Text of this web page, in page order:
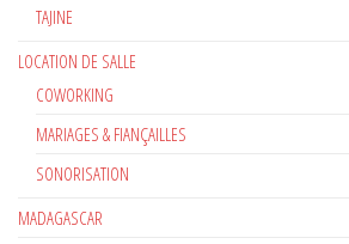
TAJINE
LOCATION DE SALLE
COWORKING
MARIAGES & FIANÇAILLES
SONORISATION
MADAGASCAR